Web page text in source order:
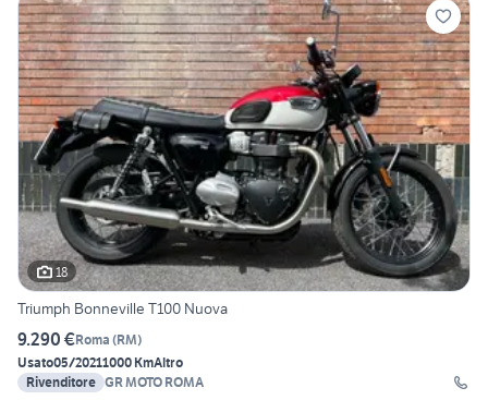
18
Triumph Bonneville T100 Nuova
9.290 €Roma (RM)
Usato05/20211000 KmAltro
Rivenditore GR MOTO ROMA